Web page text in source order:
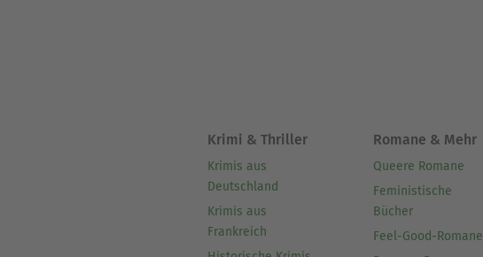
Krimi & Thriller
Krimis aus
Deutschland
Krimis aus
Frankreich
Romane & Mehr
Queere Romane
Feministische
Bücher
Feel-Good-Romane